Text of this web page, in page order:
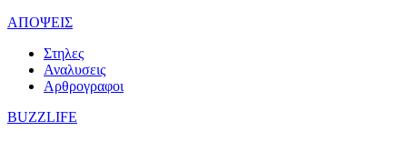
ΑΠΟΨΕΙΣ
Στηλες
Αναλυσεις
Αρθρογραφοι
BUZZLIFE